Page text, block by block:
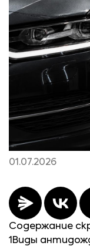
01.07.2026
Содержание
1 Виды